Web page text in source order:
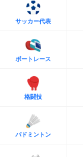
サッカー代表
ボートレース
格闘技
バドミントン